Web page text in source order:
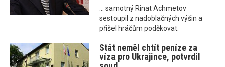
... samotný Rinat Achmetov
sestoupil z nadoblačných výšin a
přišel hráčům poděkovat.
Stát neměl chtít peníze za
víza pro Ukrajince, potvrdil